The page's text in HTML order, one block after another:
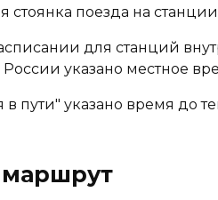
стоянка поезда на станции
для станций
указано местное
в пути" указано время до